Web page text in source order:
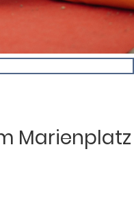
Marienplatz